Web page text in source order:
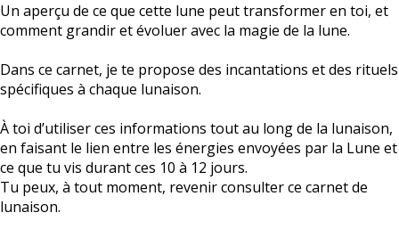
Un aperçu de ce que cette lune peut transformer en toi, et
comment grandir et évoluer avec la magie de la lune.
Dans ce carnet, je te propose des incantations et des rituels
spécifiques à chaque lunaison.
À toi d’utiliser ces informations tout au long de la lunaison,
en faisant le lien entre les énergies envoyées par la Lune et
ce que tu vis durant ces 10 à 12 jours.
Tu peux, à tout moment, revenir consulter ce carnet de
lunaison.